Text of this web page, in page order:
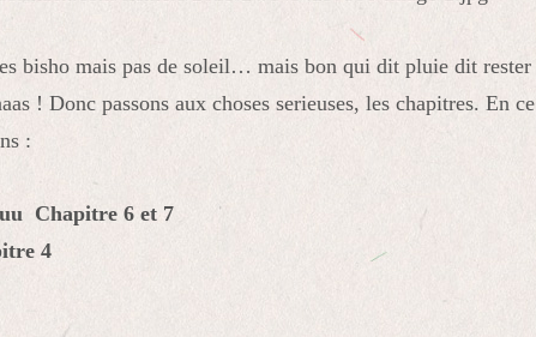
bisho mais pas de soleil… mais bon qui dit pluie dit rester
! Donc passons aux choses serieuses, les chapitres. En ce
:
Chapitre 6 et 7
4